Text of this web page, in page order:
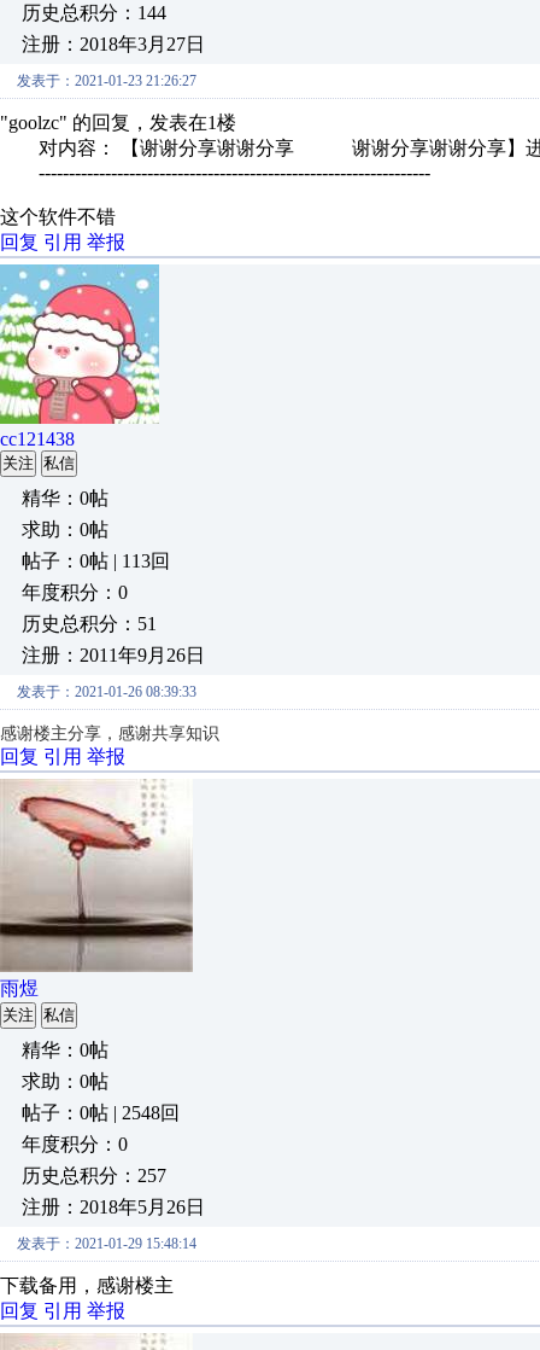
历史总积分：144
注册：2018年3月27日
发表于：2021-01-23 21:26:27
"goolzc" 的回复，发表在1楼
对内容： 【谢谢分享谢谢分享 谢谢分享谢谢分享】进
-----------------------------------------------------------------
这个软件不错
回复 引用 举报
cc121438
关注 私信
精华：0帖
求助：0帖
帖子：0帖 | 113回
年度积分：0
历史总积分：51
注册：2011年9月26日
发表于：2021-01-26 08:39:33
感谢楼主分享，感谢共享知识
回复 引用 举报
雨煜
关注 私信
精华：0帖
求助：0帖
帖子：0帖 | 2548回
年度积分：0
历史总积分：257
注册：2018年5月26日
发表于：2021-01-29 15:48:14
下载备用，感谢楼主
回复 引用 举报